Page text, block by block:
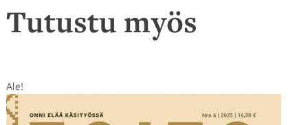
Tutustu myös
Ale!
Tällä
tuotteella
on